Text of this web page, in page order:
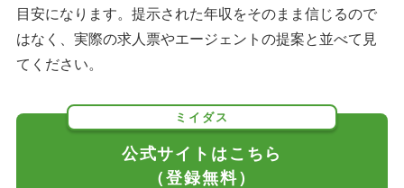
目安になります。提示された年収をそのまま信じるので
はなく、実際の求人票やエージェントの提案と並べて見
てください。
ミイダス
公式サイトはこちら
（登録無料）